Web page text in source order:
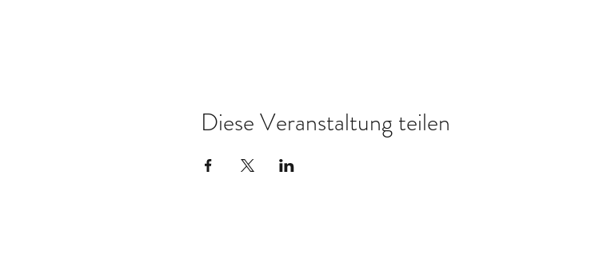
Diese Veranstaltung teilen